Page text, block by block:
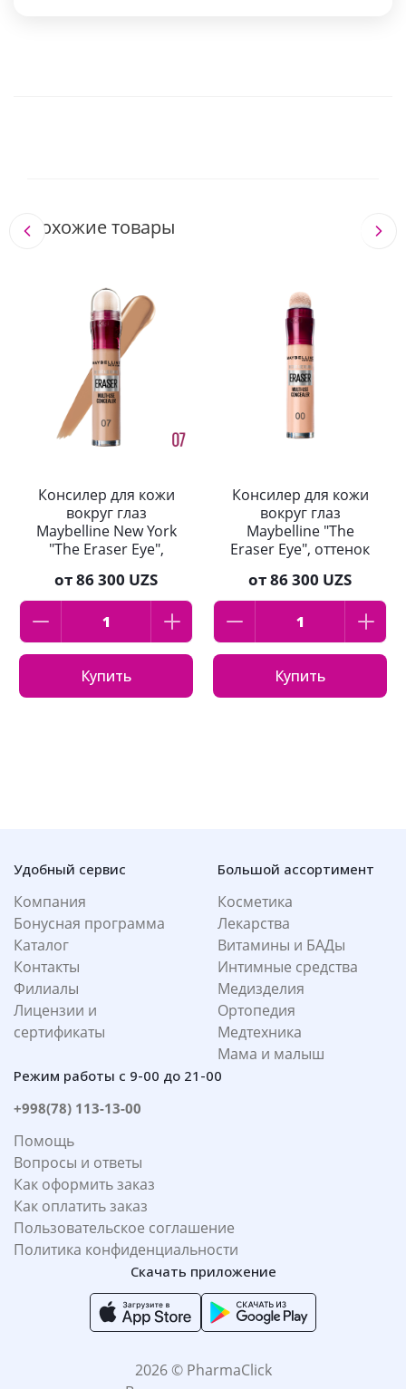
Похожие товары
Консилер для кожи
вокруг глаз
Maybelline New York
"The Eraser Eye",
песочный
от86 300 UZS
Купить
Консилер для кожи
вокруг глаз
Maybelline "The
Eraser Eye", оттенок
от86 300 UZS
Купить
Удобный сервис
Компания
Бонусная программа
Каталог
Контакты
Филиалы
Лицензии и
сертификаты
Большой ассортимент
Косметика
Лекарства
Витамины и БАДы
Интимные средства
Медизделия
Ортопедия
Медтехника
Мама и малыш
Режим работы с 9-00 до 21-00
+998(78) 113-13-00
Помощь
Вопросы и ответы
Как оформить заказ
Как оплатить заказ
Пользовательское соглашение
Политика конфиденциальности
Скачать приложение
2026 © PharmaClick